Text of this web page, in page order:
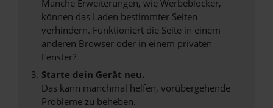
Manche Erweiterungen, wie Werbeblocker,
können das Laden bestimmter Seiten
verhindern. Funktioniert die Seite in einem
anderen Browser oder in einem privaten
Fenster?
Starte dein Gerät neu.
Das kann manchmal helfen, vorübergehende
Probleme zu beheben.